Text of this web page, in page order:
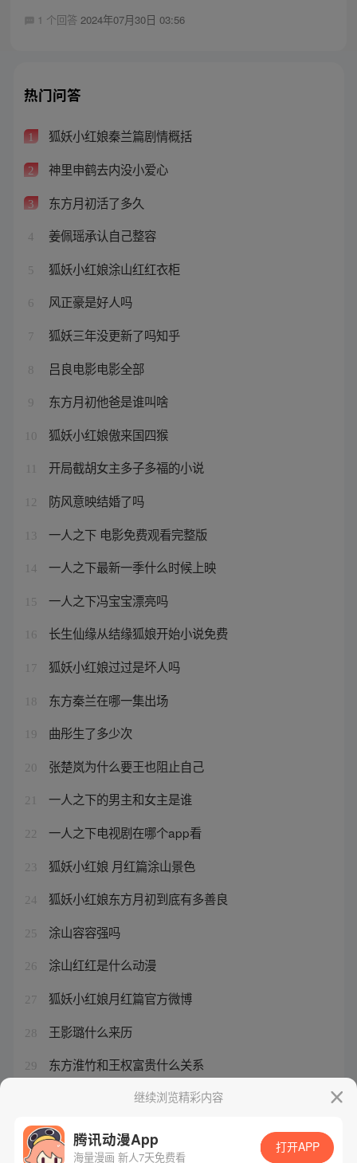
1 个回答 2024年07月30日 03:56
热门问答
1 狐妖小红娘秦兰篇剧情概括
2 神里申鹤去内没小爱心
3 东方月初活了多久
4 姜佩瑶承认自己整容
5 狐妖小红娘涂山红红衣柜
6 风正豪是好人吗
7 狐妖三年没更新了吗知乎
8 吕良电影电影全部
9 东方月初他爸是谁叫啥
10 狐妖小红娘傲来国四猴
开局截胡女主多子多福的小说
12 防风意映结婚了吗
13 一人之下 电影免费观看完整版
14 一人之下最新一季什么时候上映
15 一人之下冯宝宝漂亮吗
16 长生仙缘从结缘狐娘开始小说免费
17 狐妖小红娘过过是坏人吗
18 东方秦兰在哪一集出场
19 曲彤生了多少次
20 张楚岚为什么要王也阻止自己
21 一人之下的男主和女主是谁
22 一人之下电视剧在哪个app看
23 狐妖小红娘 月红篇涂山景色
24 狐妖小红娘东方月初到底有多善良
25 涂山容容强吗
26 涂山红红是什么动漫
27 狐妖小红娘月红篇官方微博
28 王影璐什么来历
29 东方淮竹和王权富贵什么关系
继续浏览精彩内容
腾讯动漫App
海量漫画 新人7天免费看
打开APP